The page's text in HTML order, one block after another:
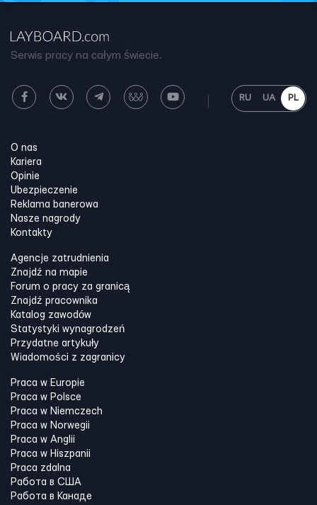
Serwis pracy na całym świecie.
RU UA PL
O nas
Kariera
Opinie
Ubezpieczenie
Reklama banerowa
Nasze nagrody
Kontakty
Agencje zatrudnienia
Znajdź na mapie
Forum o pracy za granicą
Znajdź pracownika
Katalog zawodów
Statystyki wynagrodzeń
Przydatne artykuły
Wiadomości z zagranicy
Praca w Europie
Praca w Polsce
Praca w Niemczech
Praca w Norwegii
Praca w Anglii
Praca w Hiszpanii
Praca zdalna
Работа в США
Работа в Канадe